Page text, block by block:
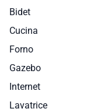
Bidet
Cucina
Forno
Gazebo
Internet
Lavatrice